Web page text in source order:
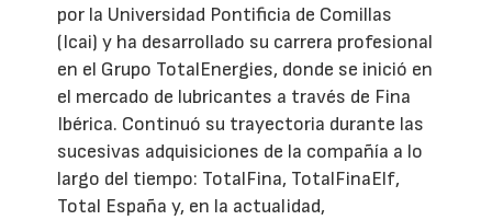
por la Universidad Pontificia de Comillas
(Icai) y ha desarrollado su carrera profesional
en el Grupo TotalEnergies, donde se inició en
el mercado de lubricantes a través de Fina
Ibérica. Continuó su trayectoria durante las
sucesivas adquisiciones de la compañía a lo
largo del tiempo: TotalFina, TotalFinaElf,
Total España y, en la actualidad,